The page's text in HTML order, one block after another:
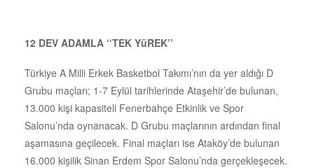
12 DEV ADAMLA ‘‘TEK YüREK’’
Türkiye A Milli Erkek Basketbol Takımı’nın da yer aldığı D
Grubu maçları; 1-7 Eylül tarihlerinde Ataşehir’de bulunan,
13.000 kişi kapasiteli Fenerbahçe Etkinlik ve Spor
Salonu’nda oynanacak. D Grubu maçlarının ardından final
aşamasına geçilecek. Final maçları ise Ataköy’de bulunan
16.000 kişilik Sinan Erdem Spor Salonu’nda gerçekleşecek.